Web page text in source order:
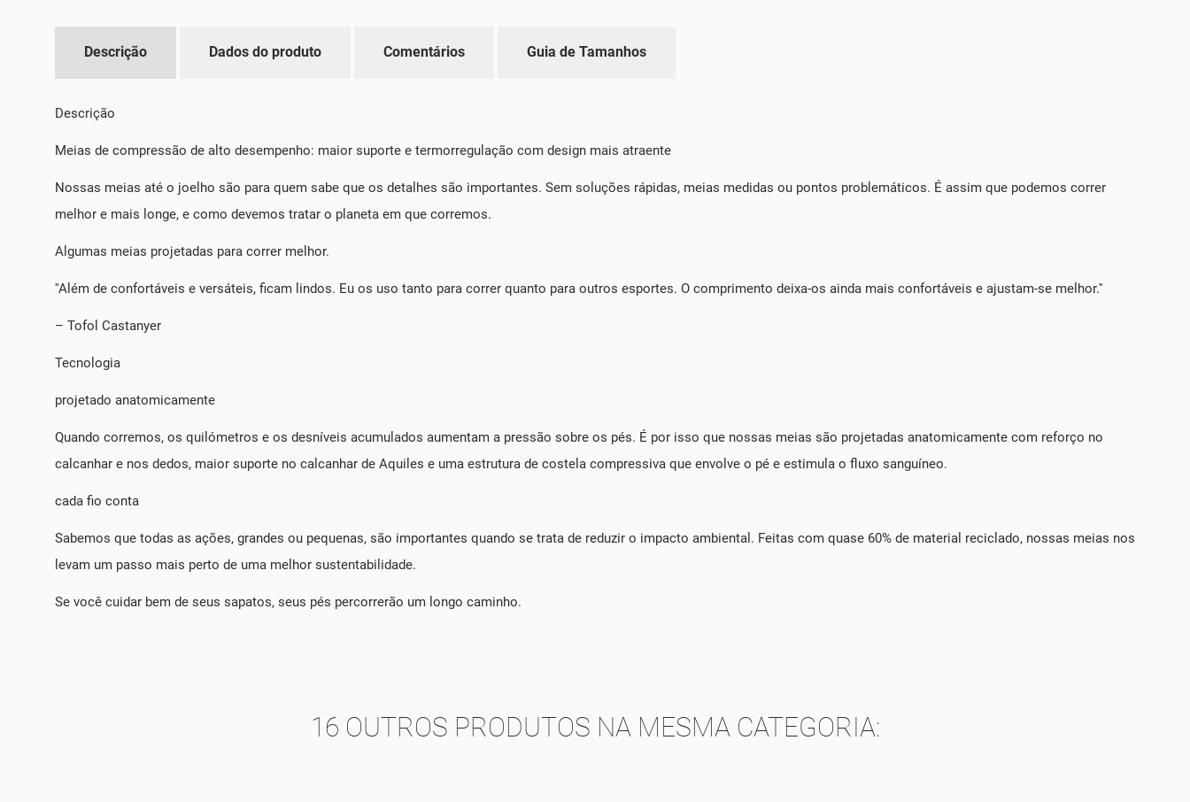
Descrição Dados do produto Comentários Guia de Tamanhos
Descrição
Meias de compressão de alto desempenho: maior suporte e termorregulação com design mais atraente
Nossas meias até o joelho são para quem sabe que os detalhes são importantes. Sem soluções rápidas, meias medidas ou pontos problemáticos. É assim que podemos correr
melhor e mais longe, e como devemos tratar o planeta em que corremos.
Algumas meias projetadas para correr melhor.
''Além de confortáveis ​​e versáteis, ficam lindos. Eu os uso tanto para correr quanto para outros esportes. O comprimento deixa-os ainda mais confortáveis ​​e ajustam-se melhor.''
– Tofol Castanyer
Tecnologia
projetado anatomicamente
Quando corremos, os quilómetros e os desníveis acumulados aumentam a pressão sobre os pés. É por isso que nossas meias são projetadas anatomicamente com reforço no
calcanhar e nos dedos, maior suporte no calcanhar de Aquiles e uma estrutura de costela compressiva que envolve o pé e estimula o fluxo sanguíneo.
cada fio conta
Sabemos que todas as ações, grandes ou pequenas, são importantes quando se trata de reduzir o impacto ambiental. Feitas com quase 60% de material reciclado, nossas meias nos
levam um passo mais perto de uma melhor sustentabilidade.
Se você cuidar bem de seus sapatos, seus pés percorrerão um longo caminho.
16 OUTROS PRODUTOS NA MESMA CATEGORIA: